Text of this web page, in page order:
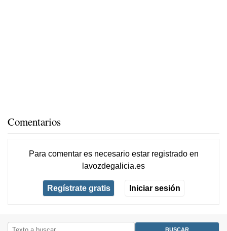
Comentarios
Para comentar es necesario estar registradoen
lavozdegalicia.es
Regístrate gratis Iniciar sesión